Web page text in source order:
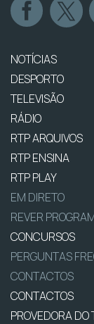
NOTÍCIAS
DESPORTO
TELEVISÃO
RÁDIO
RTP ARQUIVOS
RTP ENSINA
RTP PLAY
EM DIRETO
REVER
CONCURSOS
PERGUNTAS
CONTACTOS
CONTACTOS
PROVEDORA DO